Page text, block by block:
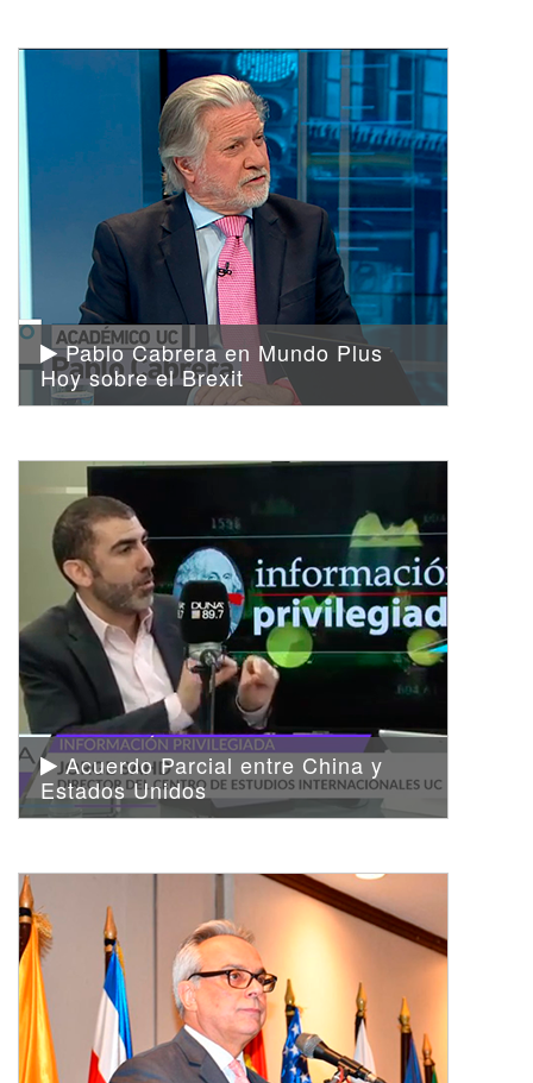
Pablo Cabrera en Mundo Plus
Hoy sobre el Brexit
Acuerdo Parcial entre China y
Estados Unidos